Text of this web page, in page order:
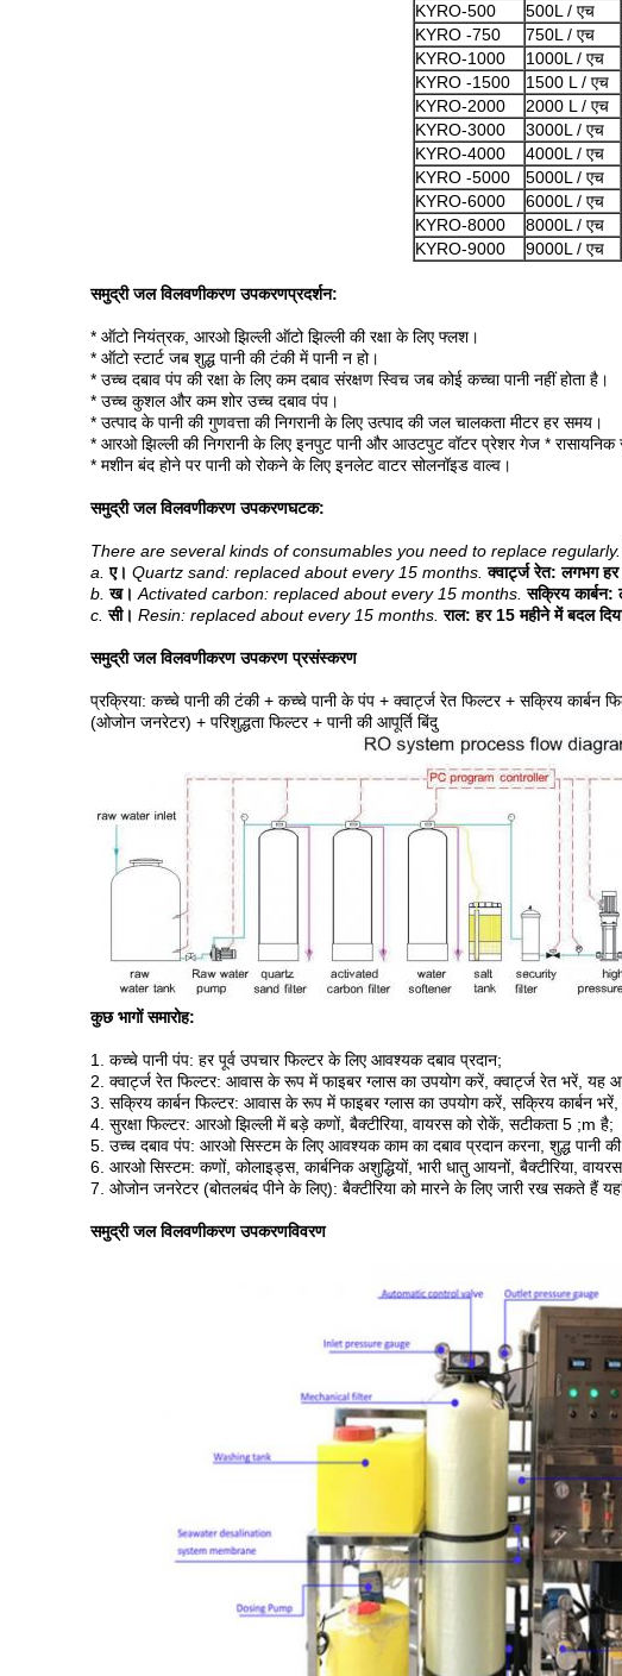
KYRO-500
500L / एच
KYRO -750
750L / एच
KYRO-1000
1000L / एच
KYRO -1500
1500 L / एच
KYRO-2000
2000 L / एच
KYRO-3000
3000L / एच
KYRO-4000
4000L / एच
KYRO -5000
5000L / एच
KYRO-6000
6000L / एच
KYRO-8000
8000L / एच
KYRO-9000
9000L / एच
समुद्री जल विलवणीकरण उपकरणप्रदर्शन:
* ऑटो नियंत्रक, आरओ झिल्ली ऑटो झिल्ली की रक्षा के लिए फ्लश।
* ऑटो स्टार्ट जब शुद्ध पानी की टंकी में पानी न हो।
* उच्च दबाव पंप की रक्षा के लिए कम दबाव संरक्षण स्विच जब कोई कच्चा पानी नहीं होता है।
* उच्च कुशल और कम शोर उच्च दबाव पंप।
* उत्पाद के पानी की गुणवत्ता की निगरानी के लिए उत्पाद की जल चालकता मीटर हर समय।
* आरओ झिल्ली की निगरानी के लिए इनपुट पानी और आउटपुट वॉटर प्रेशर गेज *
* मशीन बंद होने पर पानी को रोकने के लिए इनलेट वाटर सोलनॉइड वाल्व।
समुद्री जल विलवणीकरण उपकरणघटक:
There are several kinds of consumables you need to replace regularly.
a. ए। Quartz sand: replaced about every 15 months. क्वार्ट्ज रेत: लगभग
b. ख। Activated carbon: replaced about every 15 months. सक्रिय कार्बन:
c. सी। Resin: replaced about every 15 months. राल: हर 15 महीने में बदल
समुद्री जल विलवणीकरण उपकरणप्रसंस्करण
प्रक्रिया: कच्चे पानी की टंकी + कच्चे पानी के पंप + क्वार्ट्ज रेत फिल्टर + सक्रिय कार्बन
(ओजोन जनरेटर) + परिशुद्धता फिल्टर + पानी की आपूर्ति बिंदु
कुछ भागों समारोह:
1. कच्चे पानी पंप: हर पूर्व उपचार फिल्टर के लिए आवश्यक दबाव प्रदान;
2. क्वार्ट्ज रेत फिल्टर: आवास के रूप में फाइबर ग्लास का उपयोग करें, क्वार्ट्ज रेत भरें, यह
3. सक्रिय कार्बन फिल्टर: आवास के रूप में फाइबर ग्लास का उपयोग करें, सक्रिय कार्बन भरें,
4. सुरक्षा फिल्टर: आरओ झिल्ली में बड़े कणों, बैक्टीरिया, वायरस को रोकें, सटीकता 5 ;m है;
5. उच्च दबाव पंप: आरओ सिस्टम के लिए आवश्यक काम का दबाव प्रदान करना, शुद्ध पानी की
6. आरओ सिस्टम: कणों, कोलाइड्स, कार्बनिक अशुद्धियों, भारी धातु आयनों, बैक्टीरिया,
7. ओजोन जनरेटर (बोतलबंद पीने के लिए): बैक्टीरिया को मारने के लिए जारी रख सकते हैं
समुद्री जल विलवणीकरण उपकरणविवरण